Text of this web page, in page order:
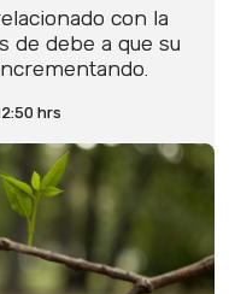
con la
de debe a que su
hrs